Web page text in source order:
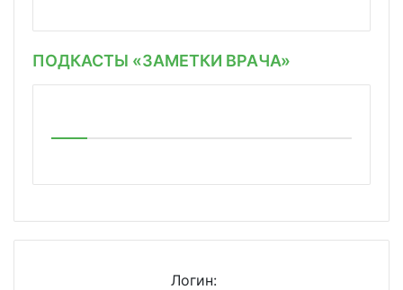
ПОДКАСТЫ «ЗАМЕТКИ ВРАЧА»
Логин: